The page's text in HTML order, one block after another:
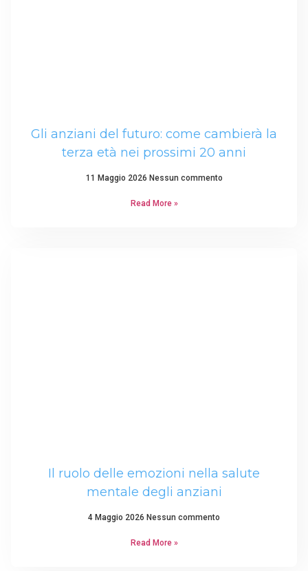
Gli anziani del futuro: come cambierà la
terza età nei prossimi 20 anni
11 Maggio 2026 Nessun commento
Read More »
Il ruolo delle emozioni nella salute
mentale degli anziani
4 Maggio 2026 Nessun commento
Read More »